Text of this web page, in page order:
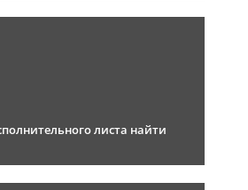
листа найти